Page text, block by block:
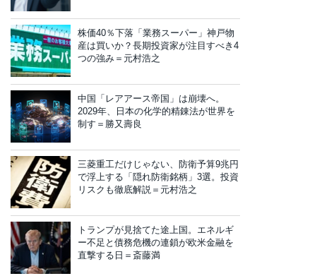
株価40％下落「業務スーパー」神戸物
産は買いか？長期投資家が注目すべき4
つの強み＝元村浩之
中国「レアアース帝国」は崩壊へ。
2029年、日本の化学的精錬法が世界を
制す＝勝又壽良
三菱重工だけじゃない、防衛予算9兆円
で浮上する「隠れ防衛銘柄」3選。投資
リスクも徹底解説＝元村浩之
トランプが見捨てた途上国。エネルギ
ー不足と債務危機の連鎖が欧米金融を
直撃する日＝斎藤満